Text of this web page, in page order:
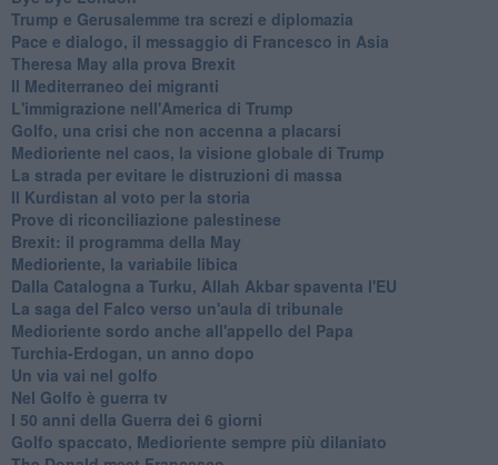
Trump e Gerusalemme tra screzi e diplomazia
Pace e dialogo, il messaggio di Francesco in Asia
Theresa May alla prova Brexit
Il Mediterraneo dei migranti
L'immigrazione nell'America di Trump
Golfo, una crisi che non accenna a placarsi
Medioriente nel caos, la visione globale di Trump
La strada per evitare le distruzioni di massa
Il Kurdistan al voto per la storia
Prove di riconciliazione palestinese
Brexit: il programma della May
Medioriente, la variabile libica
Dalla Catalogna a Turku, Allah Akbar spaventa l'EU
La saga del Falco verso un'aula di tribunale
Medioriente sordo anche all'appello del Papa
Turchia-Erdogan, un anno dopo
Un via vai nel golfo
Nel Golfo è guerra tv
I 50 anni della Guerra dei 6 giorni
Golfo spaccato, Medioriente sempre più dilaniato